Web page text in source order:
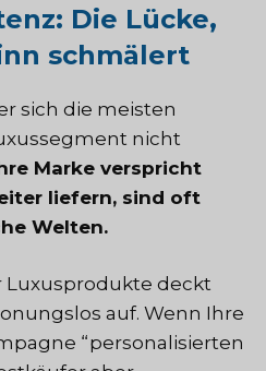
Die Lücke,
schmälert
sich die meisten
nicht
Marke verspricht
liefern, sind oft
Welten.
Luxusprodukte deckt
auf. Wenn Ihre
“personalisierten